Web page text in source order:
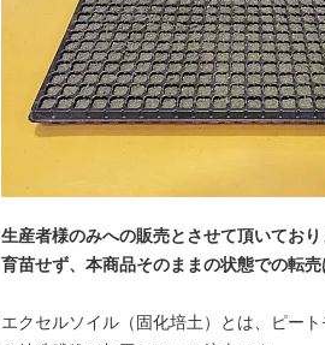
生産者様のみへの販売とさせて頂いており
育苗せず、本商品そのままの状態での転売
エクセルソイル（固化培土）とは、ピー